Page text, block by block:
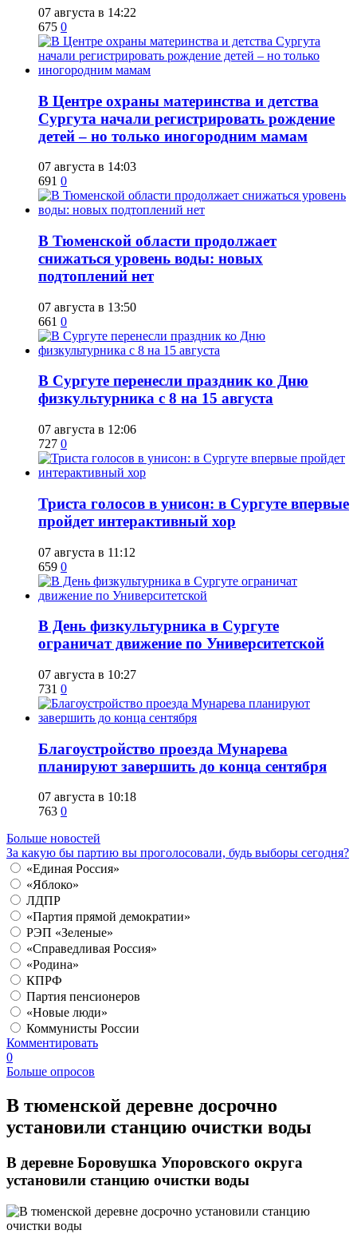
07 августа в 14:22
675 0
​В Центре охраны материнства и детства
Сургута начали регистрировать рождение
детей – но только иногородним мамам
07 августа в 14:03
691 0
​В Тюменской области продолжает
снижаться уровень воды: новых
подтоплений нет
07 августа в 13:50
661 0
​В Сургуте перенесли праздник ко Дню
физкультурника с 8 на 15 августа
07 августа в 12:06
727 0
​Триста голосов в унисон: в Сургуте впервые
пройдет интерактивный хор
07 августа в 11:12
659 0
​В День физкультурника в Сургуте
ограничат движение по Университетской
07 августа в 10:27
731 0
Благоустройство проезда Мунарева
планируют завершить до конца сентября
07 августа в 10:18
763 0
Больше новостей
За какую бы партию вы проголосовали, будь выборы сегодня?
«Единая Россия»
«Яблоко»
ЛДПР
«Партия прямой демократии»
РЭП «Зеленые»
«Справедливая Россия»
«Родина»
КПРФ
Партия пенсионеров
«Новые люди»
Коммунисты России
Комментировать
0
Больше опросов
​В тюменской деревне досрочно
установили станцию очистки воды
В деревне Боровушка Упоровского округа
установили станцию очистки воды